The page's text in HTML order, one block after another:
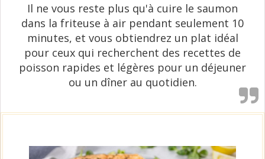
Il ne vous reste plus qu'à cuire le saumon
dans la friteuse à air pendant seulement 10
minutes, et vous obtiendrez un plat idéal
pour ceux qui recherchent des recettes de
poisson rapides et légères pour un déjeuner
ou un dîner au quotidien.